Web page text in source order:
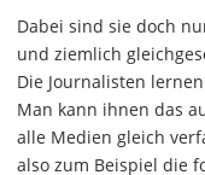
Dabei sind sie doch
und ziemlich
Die Journalisten
Man kann ihnen das
alle Medien gleich
also zum Beispiel die